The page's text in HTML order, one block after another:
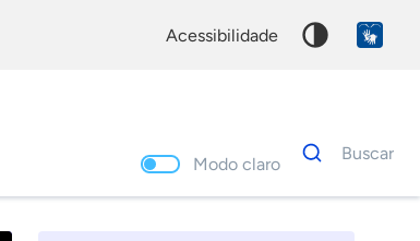
acessibilidade
Modo claro
Dados
para
Buscar